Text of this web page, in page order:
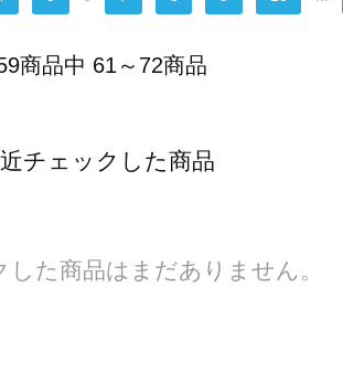
商品中 61～72商品
チェックした商品
した商品はまだありません。